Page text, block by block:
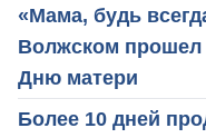
«Мама, будь
Волжском прошел
Дню матери
Более 10 дней